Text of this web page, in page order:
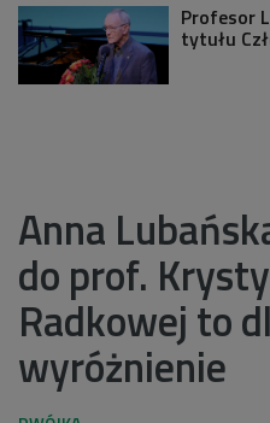
Profesor
tytułu
Anna
do prof.
Radkowej to
wyróżnienie